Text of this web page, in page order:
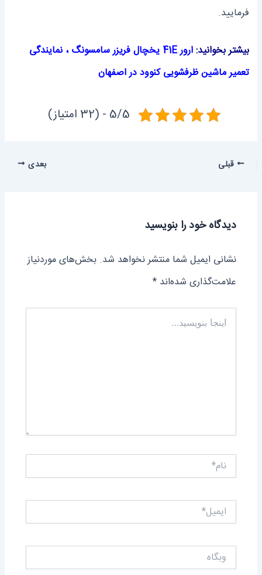
فرمایید.
بیشتر بخوانید:ارور 41E یخچال فریزر سامسونگ ،نمایندگی
تعمیر ماشین ظرفشویی کنوود در اصفهان
5/5 - (32 امتیاز)
قبلی بعدی
دیدگاه‌ خود را بنویسید
نشانی ایمیل شما منتشر نخواهد شد. بخش‌های موردنیاز
علامت‌گذاری شده‌اند*
اینجا
نام*
ایمیل*
وبگاه